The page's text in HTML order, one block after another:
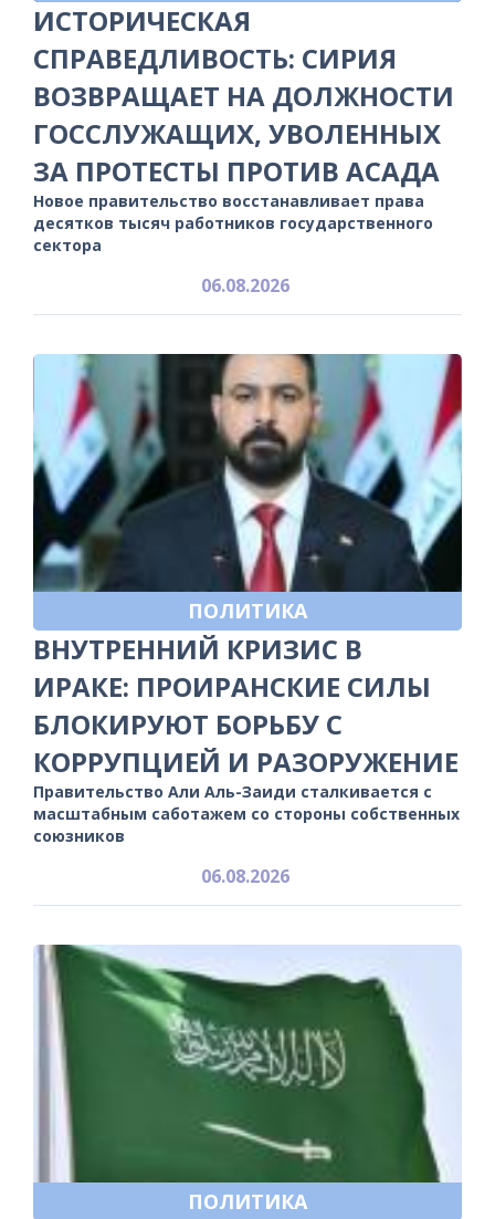
ИСТОРИЧЕСКАЯ
СПРАВЕДЛИВОСТЬ: СИРИЯ
ВОЗВРАЩАЕТ НА ДОЛЖНОСТИ
ГОССЛУЖАЩИХ, УВОЛЕННЫХ
ЗА ПРОТЕСТЫ ПРОТИВ АСАДА
Новое правительство восстанавливает права
десятков тысяч работников государственного
сектора
06.08.2026
ПОЛИТИКА
ВНУТРЕННИЙ КРИЗИС В
ИРАКЕ: ПРОИРАНСКИЕ СИЛЫ
БЛОКИРУЮТ БОРЬБУ С
КОРРУПЦИЕЙ И РАЗОРУЖЕНИЕ
Правительство Али Аль-Заиди сталкивается с
масштабным саботажем со стороны собственных
союзников
06.08.2026
ПОЛИТИКА